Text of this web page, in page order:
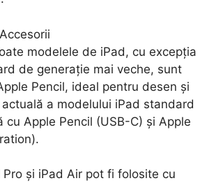
modelele de iPad, cu excepția
de generație mai veche, sunt
Pencil, ideal pentru desen și
a modelului iPad standard
cu Apple Pencil (USB-C) și Apple
Pro și iPad Air pot fi folosite cu